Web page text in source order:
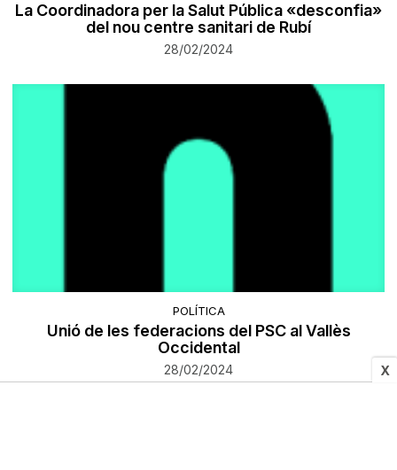
X
La Coordinadora per la Salut Pública «desconfia»
del nou centre sanitari de Rubí
28/02/2024
POLÍTICA
Unió de les federacions del PSC al Vallès
Occidental
28/02/2024